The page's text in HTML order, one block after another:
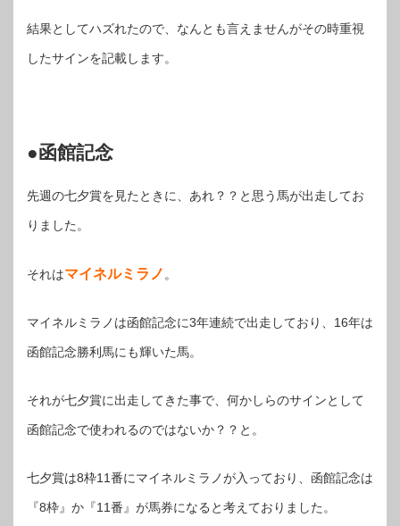
結果としてハズれたので、なんとも言えませんがその時重視
したサインを記載します。
●函館記念
先週の七夕賞を見たときに、あれ？？と思う馬が出走してお
りました。
それはマイネルミラノ 。
マイネルミラノは函館記念に3年連続で出走しており、16年は
函館記念勝利馬にも輝いた馬。
それが七夕賞に出走してきた事で、何かしらのサインとして
函館記念で使われるのではないか？？と。
七夕賞は8枠11番にマイネルミラノが入っており、函館記念は
『8枠』か『11番』が馬券になると考えておりました。